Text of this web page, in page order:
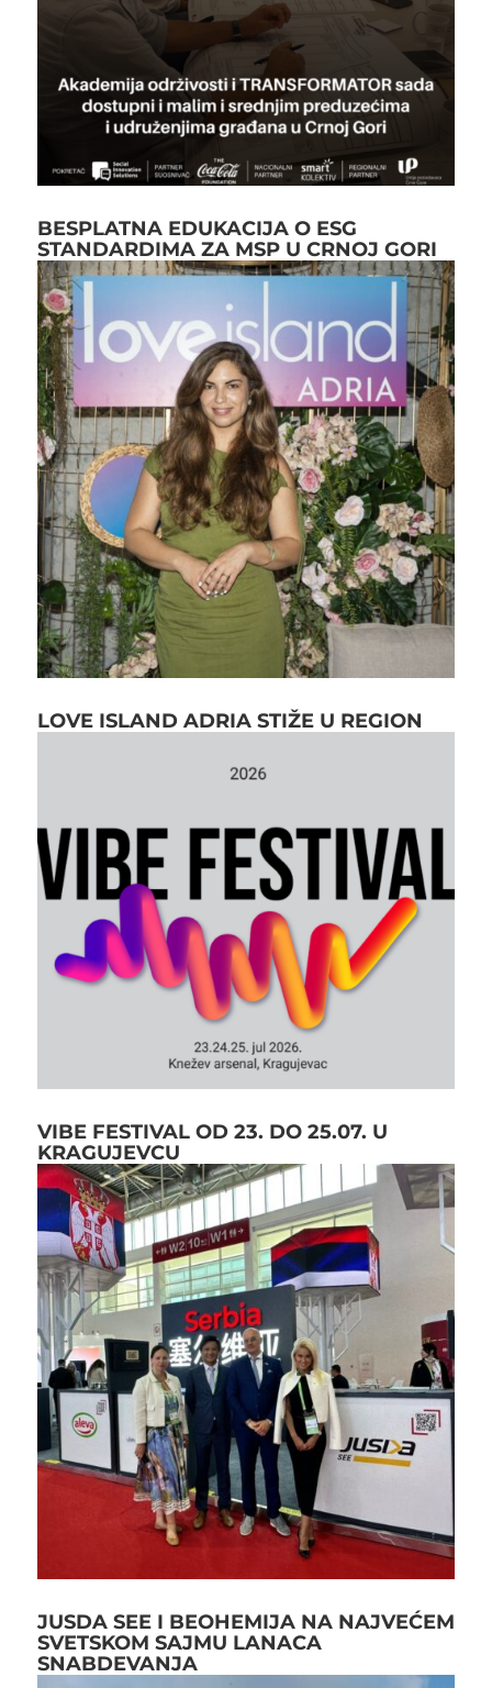
BESPLATNA EDUKACIJA O ESG
STANDARDIMA ZA MSP U CRNOJ GORI
LOVE ISLAND ADRIA STIŽE U REGION
VIBE FESTIVAL OD 23. DO 25.07. U
KRAGUJEVCU
JUSDA SEE I BEOHEMIJA NA NAJVEĆEM
SVETSKOM SAJMU LANACA
SNABDEVANJA